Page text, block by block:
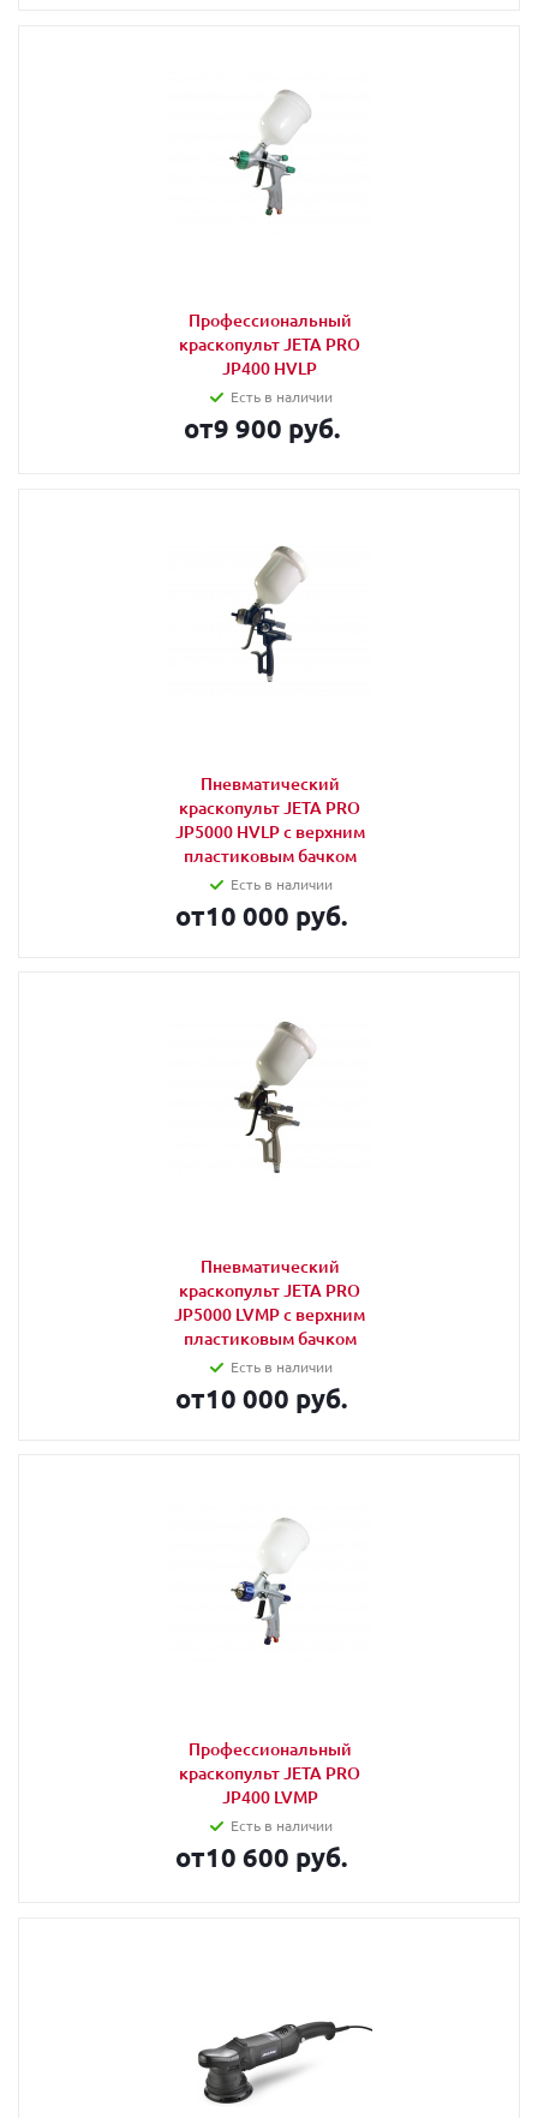
Профессиональный
краскопульт JETA PRO
JP400 HVLP
Есть в наличии
от9 900 руб.
Пневматический
краскопульт JETA PRO
JP5000 HVLP c верхним
пластиковым бачком
Есть в наличии
от10 000 руб.
Пневматический
краскопульт JETA PRO
JP5000 LVMP c верхним
пластиковым бачком
Есть в наличии
от10 000 руб.
Профессиональный
краскопульт JETA PRO
JP400 LVMP
Есть в наличии
от10 600 руб.